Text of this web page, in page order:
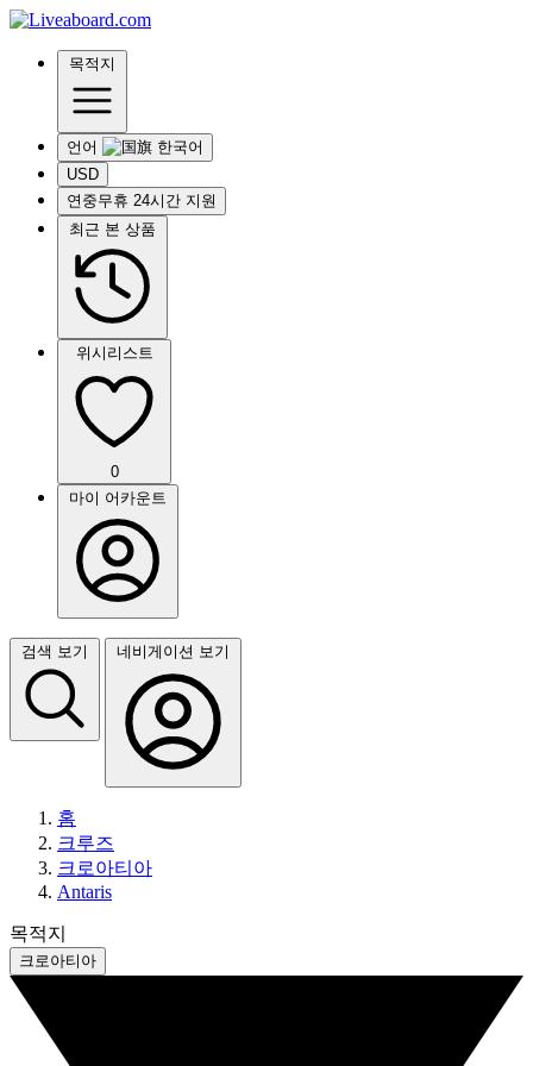
목적지
언어
USD
연중무휴 24시간 지원
최근 본 상품
위시리스트
0
마이 어카운트
검색 보기 네비게이션 보기
홈
크루즈
크로아티아
Antaris
목적지
크로아티아